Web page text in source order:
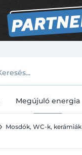
Megújuló energia
Mosdók, WC-k, kerámiák